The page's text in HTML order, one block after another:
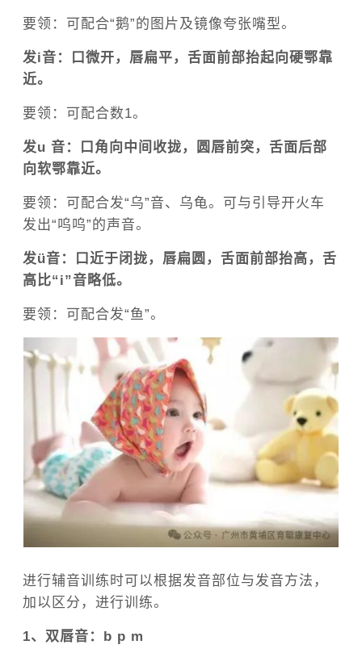
要领：可配合“鹅”的图片及镜像夸张嘴型。
发i音：口微开，唇扁平，舌面前部抬起向硬鄂靠
近。
要领：可配合数1。
发u 音：口角向中间收拢，圆唇前突，舌面后部
向软鄂靠近。
要领：可配合发“乌”音、乌龟。可与引导开火车
发出“呜呜”的声音。
发ü音：口近于闭拢，唇扁圆，舌面前部抬高，舌
高比“i”音略低。
要领：可配合发“鱼”。
进行辅音训练时可以根据发音部位与发音方法，
加以区分，进行训练。
1、双唇音：b p m